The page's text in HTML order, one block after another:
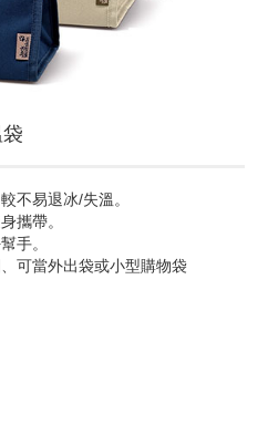
不易退冰/失溫。
攜帶。
手。
可當外出袋或小型購物袋